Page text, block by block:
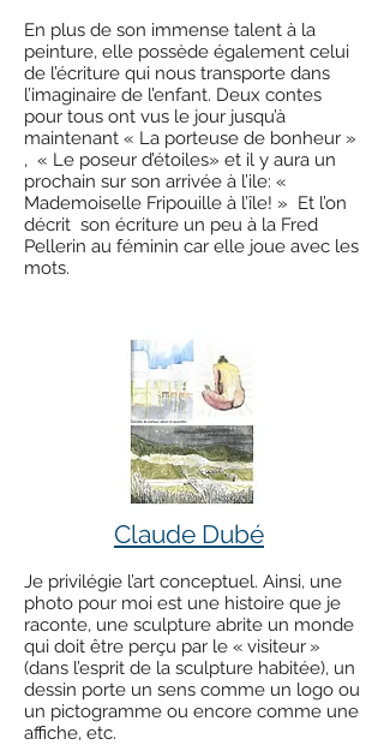
En plus de son immense talent à la
peinture, elle possède également celui
de l’écriture qui nous transporte dans
l’imaginaire de l’enfant. Deux contes
pour tous ont vus le jour jusqu’à
maintenant « La porteuse de bonheur »
, « Le poseur d’étoiles» et il y aura un
prochain sur son arrivée à l’ile: «
Mademoiselle Fripouille à l’île! » Et l’on
décrit son écriture un peu à la Fred
Pellerin au féminin car elle joue avec les
mots.
Claude Dubé
Je privilégie l’art conceptuel. Ainsi, une
photo pour moi est une histoire que je
raconte, une sculpture abrite un monde
qui doit être perçu par le « visiteur »
(dans l’esprit de la sculpture habitée), un
dessin porte un sens comme un logo ou
un pictogramme ou encore comme une
affiche, etc.